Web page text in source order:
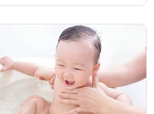
างวัล! สุดยอดผลิตภัณฑ์ทำความ
น้อย แม่มือใหม่ห้ามพลาด
สบู่เหลวให้ลูกน้อย ต้องห้ามพลาด!! ทีม
ารันตีด้วยรางวัล!! กับสุดยอดผลิตภัณฑ์
รับเด็ก มีให้เลือกด้วยกัน 3 สูตร ใช้ได้
ขวดเดียว สะอาดปลอดภัย ไร้สารระคาย